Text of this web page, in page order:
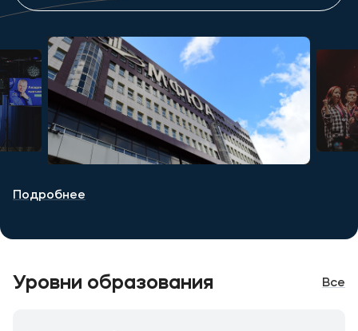
Подробнее
Уровни образования Все